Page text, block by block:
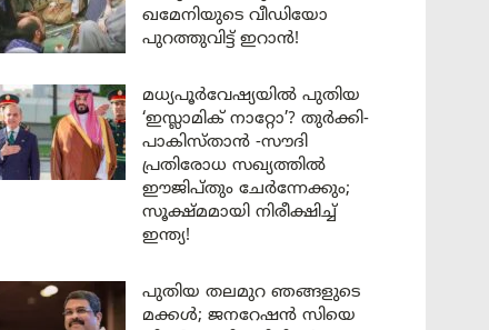
ഖമേനിയുടെ വീഡിയോ
പുറത്തുവിട്ട് ഇറാൻ!
മധ്യപൂർവേഷ്യയിൽ പുതിയ
‘ഇസ്ലാമിക് നാറ്റോ’? തുർക്കി-
പാകിസ്താൻ -സൗദി
പ്രതിരോധ സഖ്യത്തിൽ
ഈജിപ്തും ചേർന്നേക്കും;
സൂക്ഷ്മമായി നിരീക്ഷിച്ച്
ഇന്ത്യ!
പുതിയ തലമുറ ഞങ്ങളുടെ
മക്കൾ; ജനറേഷൻ സിയെ